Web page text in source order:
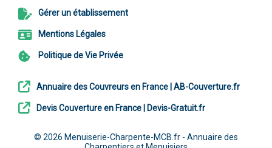
Gérer un établissement
Mentions Légales
Politique de Vie Privée
Annuaire des Couvreurs en France | AB-Couverture.fr
Devis Couverture en France | Devis-Gratuit.fr
© 2026 Menuiserie-Charpente-MCB.fr - Annuaire des